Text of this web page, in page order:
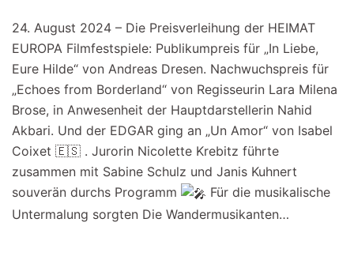
24. August 2024 – Die Preisverleihung der HEIMAT
EUROPA Filmfestspiele: Publikumpreis für „In Liebe,
Eure Hilde“ von Andreas Dresen. Nachwuchspreis für
„Echoes from Borderland“ von Regisseurin Lara Milena
Brose, in Anwesenheit der Hauptdarstellerin Nahid
Akbari. Und der EDGAR ging an „Un Amor“ von Isabel
Coixet 🇪🇸 . Jurorin Nicolette Krebitz führte
zusammen mit Sabine Schulz und Janis Kuhnert
souverän durchs Programm
Für die musikalische
Untermalung sorgten Die Wandermusikanten…